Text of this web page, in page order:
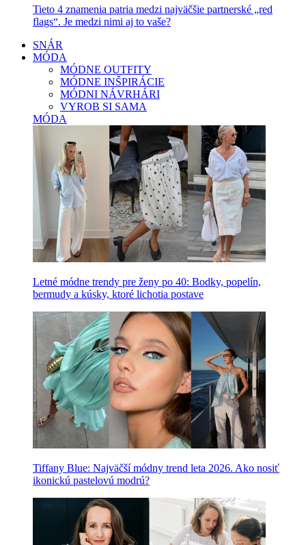
Tieto 4 znamenia patria medzi najväčšie partnerské „red
flags“. Je medzi nimi aj to vaše?
SNÁR
MÓDA
MÓDNE OUTFITY
MÓDNE INŠPIRÁCIE
MÓDNI NÁVRHÁRI
VYROB SI SAMA
MÓDA
Letné módne trendy pre ženy po 40: Bodky, popelín,
bermudy a kúsky, ktoré lichotia postave
Tiffany Blue: Najväčší módny trend leta 2026. Ako nosiť
ikonickú pastelovú modrú?